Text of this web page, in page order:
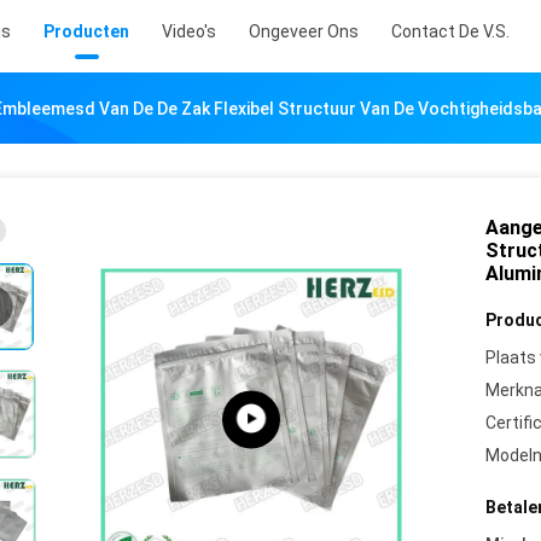
Producten Video's Ongeveer Ons Contact De V.S.
Van De De Zak Flexibel Structuur Van De
Plaats